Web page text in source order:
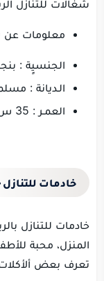
شغالات للتنازل
معلومات عن
الجنسيٍة :
الـديانة :
العمـر : 35 س
خادمات للتنازل
خادمات للتنازل
المنزل، محبة
تعرف بعض